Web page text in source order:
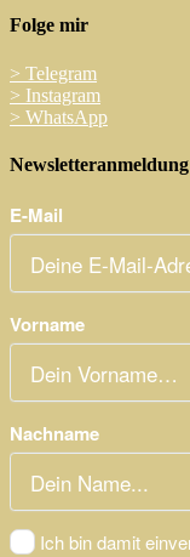
Folge mir
> Telegram
> Instagram
> WhatsApp
Newsletteranmeldung